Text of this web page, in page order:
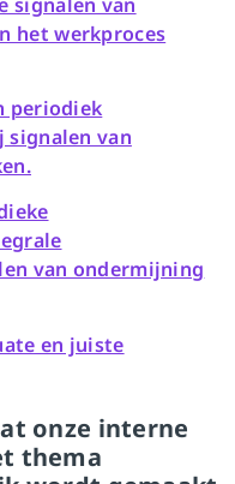
het werkproces
periodiek
van
van ondermijning
en juiste
onze interne
thema